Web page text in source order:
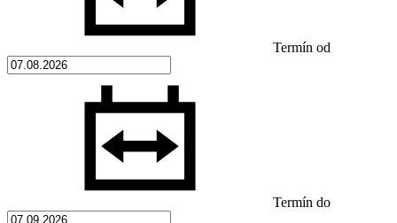
Termín od
Termín do